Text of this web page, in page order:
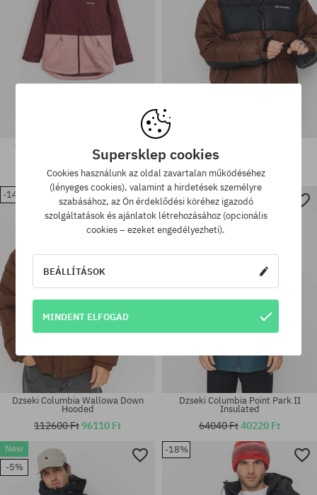
Elérhető méretek:
Elérhető méretek:
S; M
Elérhető méretek:
S
Columbia Inner Limits III Wmn
48470 Ft 30150 Ft
Elérhető méretek:
75950 Ft72290 Ft
-14%
Dzseki Columbia Wallowa Down
Hooded
112600 Ft96110 Ft
-37%
Dzseki Columbia Point Park II
Insulated
64040 Ft40220 Ft
New
-5%
-18%
Supersklep cookies
Cookies használunk az oldal zavartalan működéséhez
(lényeges cookies), valamint a hirdetések személyre
szabásához, az Ön érdeklődési köréhez igazodó
szolgáltatások és ajánlatok létrehozásához (opcionális
cookies – ezeket engedélyezheti).
BEÁLLÍTÁSOK
MINDENT ELFOGAD